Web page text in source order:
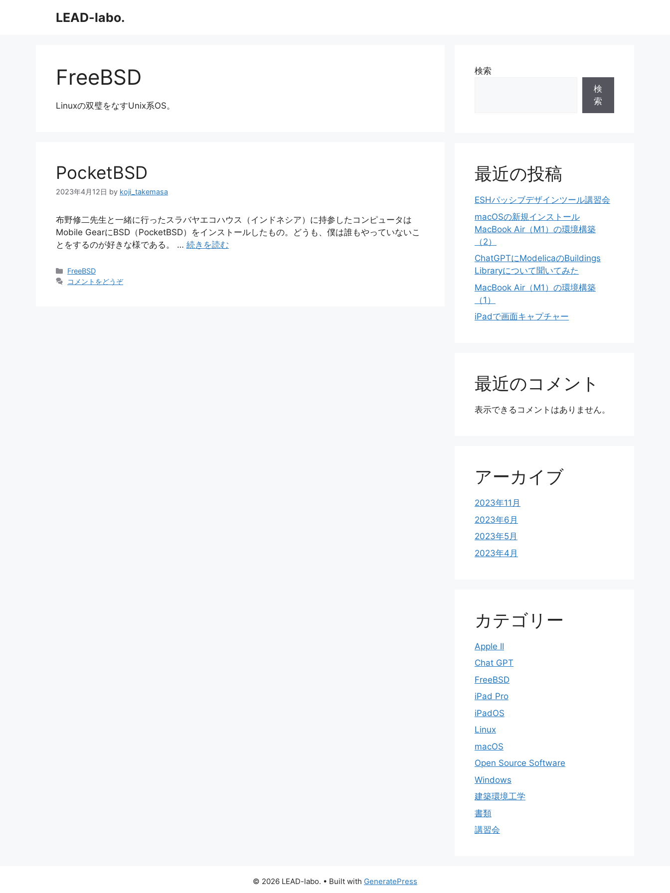
LEAD-labo.
FreeBSD
Linuxの双璧をなすUnix系OS。
PocketBSD
2023年4月12日 by koji_takemasa
布野修二先生と一緒に行ったスラバヤエコハウス（インドネシア）に持参したコンピュータは
Mobile GearにBSD（PocketBSD）をインストールしたもの。どうも、僕は誰もやっていないこ
とをするのが好きな様である。 … 続きを読む
カ
テ
FreeBSD
コメントをどうぞ
検索
検
索
最近の投稿
ESHパッシブデザインツール講習会
macOSの新規インストール
MacBook Air（M1）の環境構築
（2）
ChatGPTにModelicaのBuildings
Libraryについて聞いてみた
MacBook Air（M1）の環境構築
（1）
iPadで画面キャプチャー
最近のコメント
表示できるコメントはありません。
アーカイブ
2023年11月
2023年6月
2023年5月
2023年4月
カテゴリー
Apple II
Chat GPT
FreeBSD
iPad Pro
iPadOS
Linux
macOS
Open Source Software
Windows
建築環境工学
書類
講習会
© 2026 LEAD-labo. • Built with GeneratePress